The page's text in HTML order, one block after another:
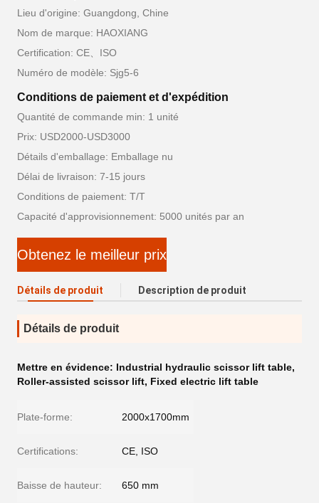
Lieu d'origine: Guangdong, Chine
Nom de marque: HAOXIANG
Certification: CE、ISO
Numéro de modèle: Sjg5-6
Conditions de paiement et d'expédition
Quantité de commande min: 1 unité
Prix: USD2000-USD3000
Détails d'emballage: Emballage nu
Délai de livraison: 7-15 jours
Conditions de paiement: T/T
Capacité d'approvisionnement: 5000 unités par an
Obtenez le meilleur prix
Détails de produit Description de produit
Détails de produit
Mettre en évidence: Industrial hydraulic scissor lift table,
Roller-assisted scissor lift, Fixed electric lift table
Plate-forme: 2000x1700mm
Certifications: CE, ISO
Baisse de hauteur: 650 mm